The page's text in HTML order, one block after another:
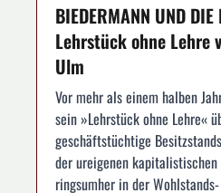
BIEDERMANN UND
Lehrstück ohne Lehre
Ulm
Vor mehr als einem halben
sein »Lehrstück ohne Lehre«
geschäftstüchtige
der ureigenen kapitalistischen
ringsumher in der